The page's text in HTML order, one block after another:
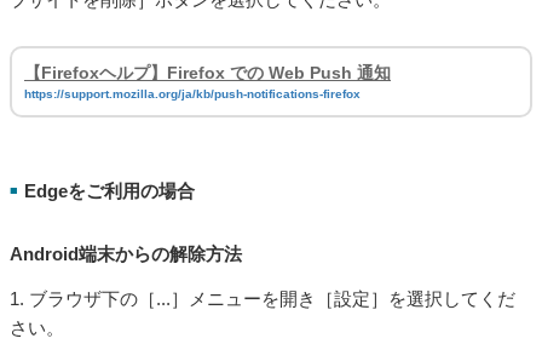
【Firefoxヘルプ】Firefox での Web Push 通知
https://support.mozilla.org/ja/kb/push-notifications-firefox
■ Edgeをご利用の場合
Android端末からの解除方法
1. ブラウザ下の［...］メニューを開き［設定］を選択してくだ
さい。